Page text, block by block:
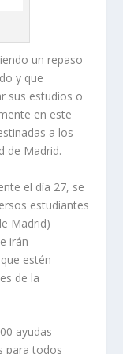
un repaso
y que
sus estudios o
en este
a los
de Madrid.
el día 27, se
estudiantes
Madrid)
irán
estén
de la
ayudas
para todos